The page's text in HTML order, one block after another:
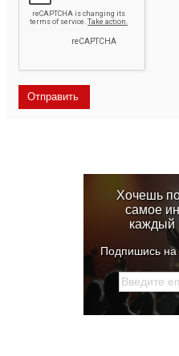
Хочешь
самое
каждый
Подпишись на